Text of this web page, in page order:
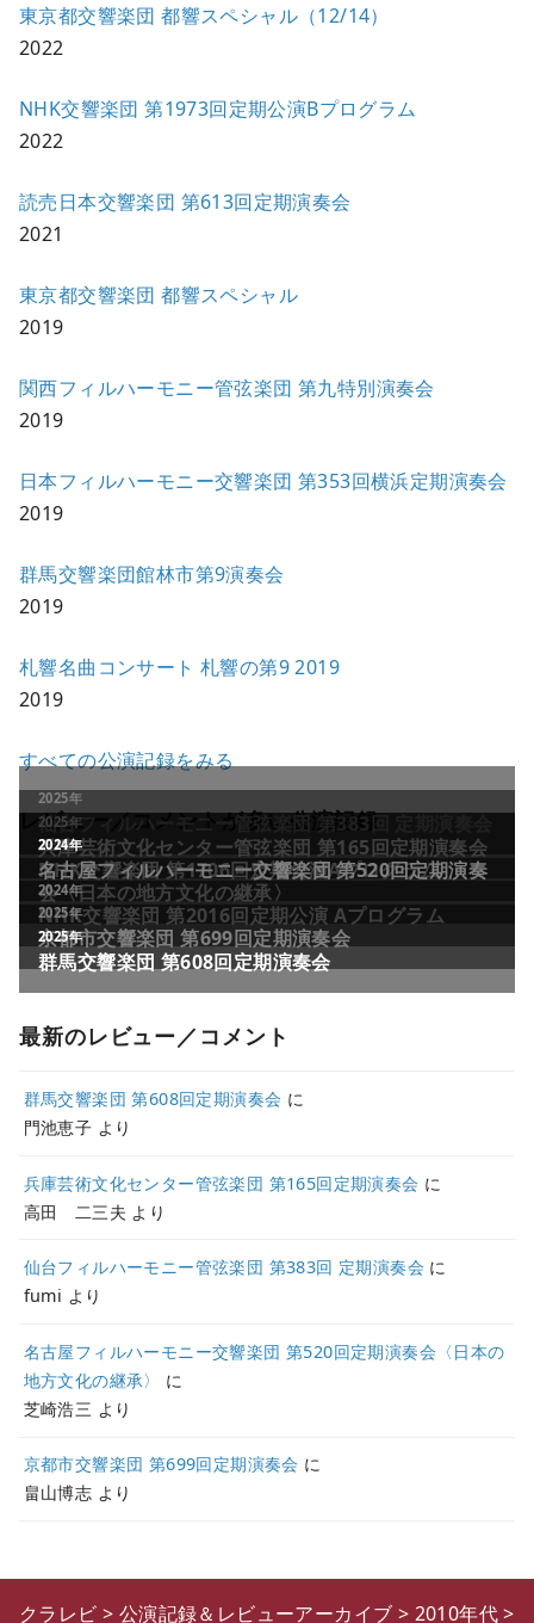
東京都交響楽団 都響スペシャル（12/14）
2022
NHK交響楽団 第1973回定期公演Bプログラム
2022
読売日本交響楽団 第613回定期演奏会
2021
東京都交響楽団 都響スペシャル
2019
関西フィルハーモニー管弦楽団 第九特別演奏会
2019
日本フィルハーモニー交響楽団 第353回横浜定期演奏会
2019
群馬交響楽団館林市第9演奏会
2019
札響名曲コンサート 札響の第9 2019
2019
すべての公演記録をみる
レビュー／コメントが多い公演記録
最新のレビュー／コメント
群馬交響楽団 第608回定期演奏会 に
門池恵子 より
兵庫芸術文化センター管弦楽団 第165回定期演奏会 に
高田 二三夫 より
仙台フィルハーモニー管弦楽団 第383回 定期演奏会 に
fumi より
名古屋フィルハーモニー交響楽団 第520回定期演奏会〈日本の
地方文化の継承〉
に
芝崎浩三 より
京都市交響楽団 第699回定期演奏会 に
畠山博志 より
クラレビ > 公演記録＆レビューアーカイブ > 2010年代>